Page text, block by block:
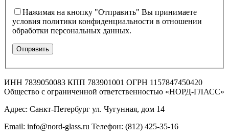
Нажимая на кнопку "Отправить" Вы принимаете
условия политики конфиденциальности в отношении
обработки персональных данных.
ИНН 7839050083 КПП 783901001 ОГРН 1157847450420
Общество с ограниченной ответственностью «НОРД-ГЛАСС»
Адрес: Санкт-Петербург ул. Чугунная, дом 14
Email: info@nord-glass.ru Телефон: (812) 425-35-16